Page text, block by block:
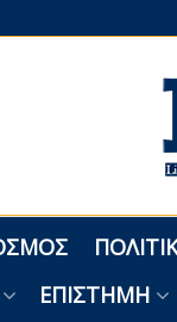
ΕΠΙΣΤΉΜΗ